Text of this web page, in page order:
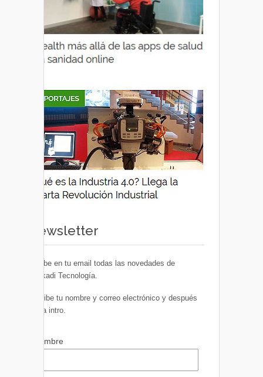
Newsletter
Recibe en tu email todas las novedades de
Euskadi Tecnología.
Escribe tu nombre y correo electrónico y después
pulsa intro.
Nombre